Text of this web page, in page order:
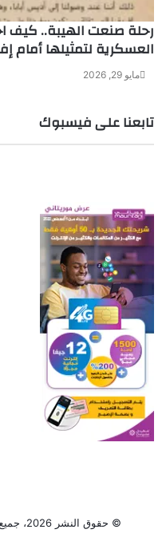
رحلة صنعت الهيبة.. كيف
العسكرية لتمثيلها أمام
مايو 29, 2026
تابعنا على فيسبوك
© حقوق النشر 2026، جميع الحقوق محفوظة، تصميم